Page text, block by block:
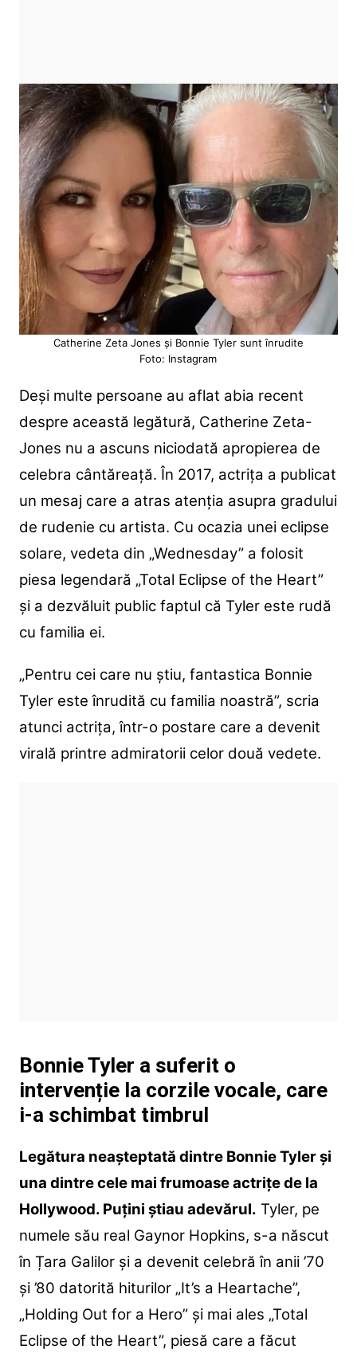
Catherine Zeta Jones și Bonnie Tyler sunt înrudite
Foto: Instagram
Deși multe persoane au aflat abia recent
despre această legătură, Catherine Zeta-
Jones nu a ascuns niciodată apropierea de
celebra cântăreață. În 2017, actrița a publicat
un mesaj care a atras atenția asupra gradului
de rudenie cu artista. Cu ocazia unei eclipse
solare, vedeta din „Wednesday” a folosit
piesa legendară „Total Eclipse of the Heart”
și a dezvăluit public faptul că Tyler este rudă
cu familia ei.
„Pentru cei care nu știu, fantastica Bonnie
Tyler este înrudită cu familia noastră”, scria
atunci actrița, într-o postare care a devenit
virală printre admiratorii celor două vedete.
Bonnie Tyler a suferit o
intervenție la corzile vocale, care
i-a schimbat timbrul
Legătura neașteptată dintre Bonnie Tyler și
una dintre cele mai frumoase actrițe de la
Hollywood. Puțini știau adevărul. Tyler, pe
numele său real Gaynor Hopkins, s-a născut
în Țara Galilor și a devenit celebră în anii ’70
și ’80 datorită hiturilor „It’s a Heartache”,
„Holding Out for a Hero” și mai ales „Total
Eclipse of the Heart”, piesă care a făcut